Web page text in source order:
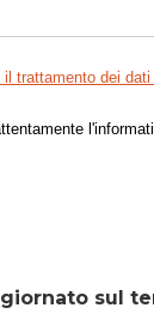
trattamento dei
sul